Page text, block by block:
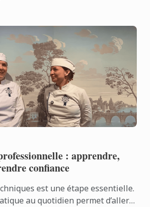
: apprendre,
confiance
est une étape essentielle.
au quotidien permet d’aller